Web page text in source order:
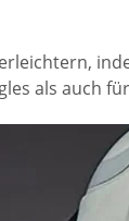
als auch